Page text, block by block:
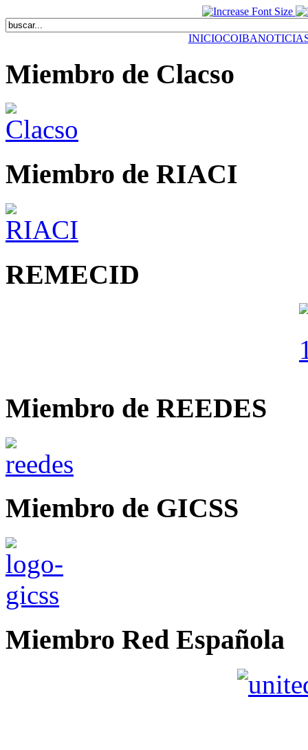
INICIOCOIBA
Miembro de Clacso
Miembro de RIACI
REMECID
Miembro de REEDES
Miembro de GICSS
Miembro Red Española